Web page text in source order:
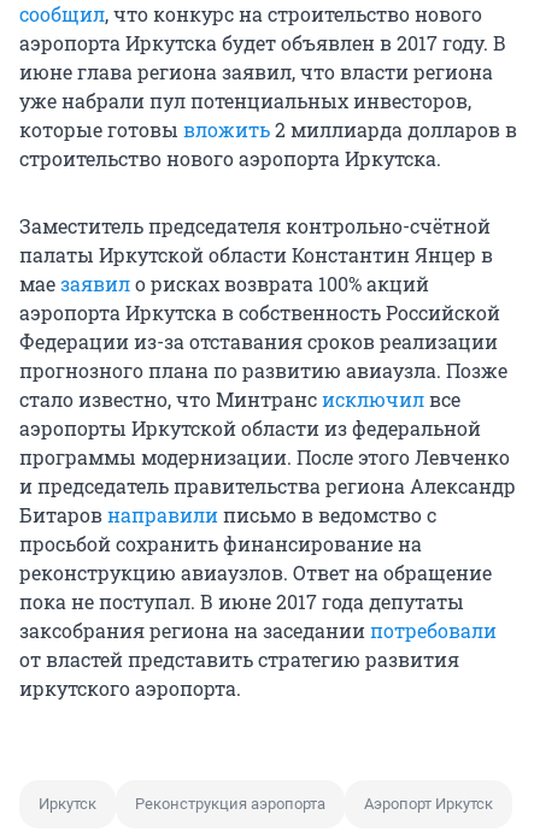
сообщил, что конкурс на строительство нового
аэропорта Иркутска будет объявлен в 2017 году. В
июне глава региона заявил, что власти региона
уже набрали пул потенциальных инвесторов,
которые готовы вложить2 миллиарда долларов в
строительство нового аэропорта Иркутска.
Заместитель председателя контрольно-счётной
палаты Иркутской области Константин Янцер в
маезаявило рисках возврата 100% акций
аэропорта Иркутска в собственность Российской
Федерации из-за отставания сроков реализации
прогнозного плана по развитию авиаузла. Позже
стало известно, что Минтрансисключилвсе
аэропорты Иркутской области из федеральной
программы модернизации. После этого Левченко
и председатель правительства региона Александр
Битаровнаправилиписьмо в ведомство с
просьбой сохранить финансирование на
реконструкцию авиаузлов. Ответ на обращение
пока не поступал. В июне 2017 года депутаты
заксобрания региона на заседаниипотребовали
от властей представить стратегию развития
иркутского аэропорта.
Иркутск Реконструкция аэропорта Аэропорт Иркутск